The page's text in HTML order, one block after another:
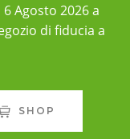
Agosto 2026 a
di fiducia a
SHOP